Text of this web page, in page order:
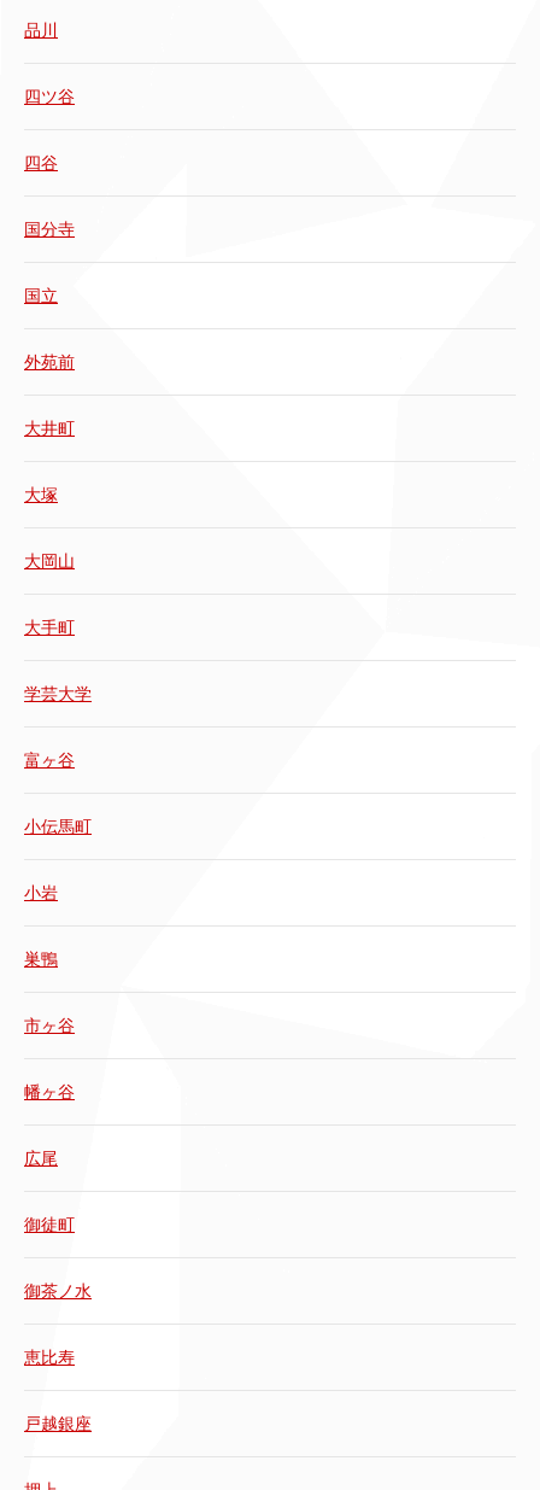
品川
四ツ谷
四谷
国分寺
国立
外苑前
大井町
大塚
大岡山
大手町
学芸大学
富ヶ谷
小伝馬町
小岩
巣鴨
市ヶ谷
幡ヶ谷
広尾
御徒町
御茶ノ水
恵比寿
戸越銀座